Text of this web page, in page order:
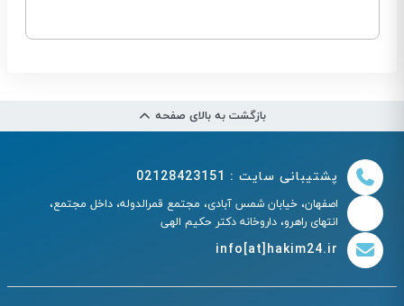
بازگشت به بالای صفحه
پشتیبانی سایت : 02128423151
اصفهان، خیابان شمس آبادی، مجتمع قمرالدوله، داخل مجتمع،
انتهای راهرو، داروخانه دکتر حکیم الهی
info[at]hakim24.ir